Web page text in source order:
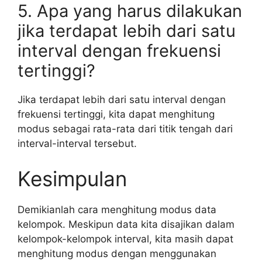
5. Apa yang harus dilakukan
jika terdapat lebih dari satu
interval dengan frekuensi
tertinggi?
Jika terdapat lebih dari satu interval dengan
frekuensi tertinggi, kita dapat menghitung
modus sebagai rata-rata dari titik tengah dari
interval-interval tersebut.
Kesimpulan
Demikianlah cara menghitung modus data
kelompok. Meskipun data kita disajikan dalam
kelompok-kelompok interval, kita masih dapat
menghitung modus dengan menggunakan